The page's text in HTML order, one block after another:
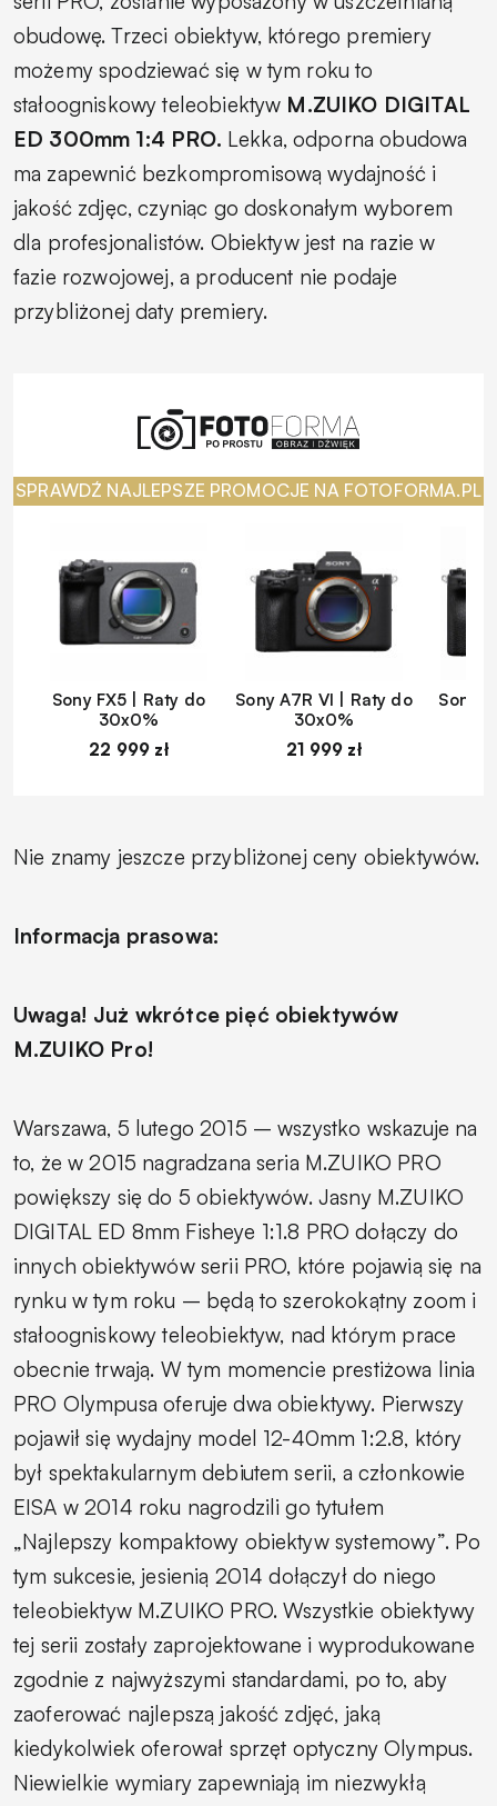
obudowę. Trzeci obiektyw, którego premiery
możemy spodziewać się w tym roku to
stałoogniskowy teleobiektyw M.ZUIKO DIGITAL
ED 300mm 1:4 PRO. Lekka, odporna obudowa
ma zapewnić bezkompromisową wydajność i
jakość zdjęc, czyniąc go doskonałym wyborem
dla profesjonalistów. Obiektyw jest na razie w
fazie rozwojowej, a producent nie podaje
przybliżonej daty premiery.
SPRAWDŹ NAJLEPSZE PROMOCJE NA FOTOFORMA.PL
Sony FX5 | Raty do
30x0%
22 999 zł
Sony A7R VI | Raty do
30x0%
21 999 zł
Sony
Nie znamy jeszcze przybliżonej ceny obiektywów.
Informacja prasowa:
Uwaga! Już wkrótce pięć obiektywów
M.ZUIKO Pro!
Warszawa, 5 lutego 2015 – wszystko wskazuje na
to, że w 2015 nagradzana seria M.ZUIKO PRO
powiększy się do 5 obiektywów. Jasny M.ZUIKO
DIGITAL ED 8mm Fisheye 1:1.8 PRO dołączy do
innych obiektywów serii PRO, które pojawią się na
rynku w tym roku – będą to szerokokątny zoom i
stałoogniskowy teleobiektyw, nad którym prace
obecnie trwają. W tym momencie prestiżowa linia
PRO Olympusa oferuje dwa obiektywy. Pierwszy
pojawił się wydajny model 12-40mm 1:2.8, który
był spektakularnym debiutem serii, a członkowie
EISA w 2014 roku nagrodzili go tytułem
„Najlepszy kompaktowy obiektyw systemowy”. Po
tym sukcesie, jesienią 2014 dołączył do niego
teleobiektyw M.ZUIKO PRO. Wszystkie obiektywy
tej serii zostały zaprojektowane i wyprodukowane
zgodnie z najwyższymi standardami, po to, aby
zaoferować najlepszą jakość zdjęć, jaką
kiedykolwiek oferował sprzęt optyczny Olympus.
Niewielkie wymiary zapewniają im niezwykłą